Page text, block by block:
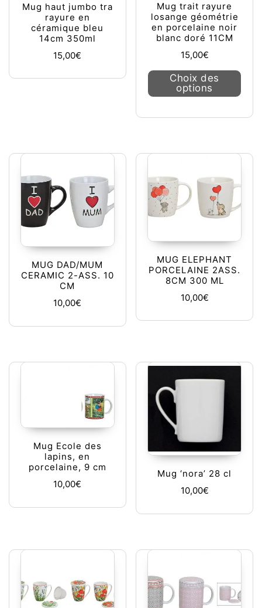
Mug haut jumbo tra
rayure en
céramique bleu
14cm 350ml
15,00€
Mug trait rayure
losange géométrie
en porcelaine noir
blanc doré 11CM
15,00€
Choix des
options
MUG DAD/MUM
CERAMIC 2-ASS. 10
CM
10,00€
MUG ELEPHANT
PORCELAINE 2ASS.
8CM 300 ML
10,00€
Mug Ecole des
lapins, en
porcelaine, 9 cm
10,00€
Mug ‘nora’ 28 cl
10,00€